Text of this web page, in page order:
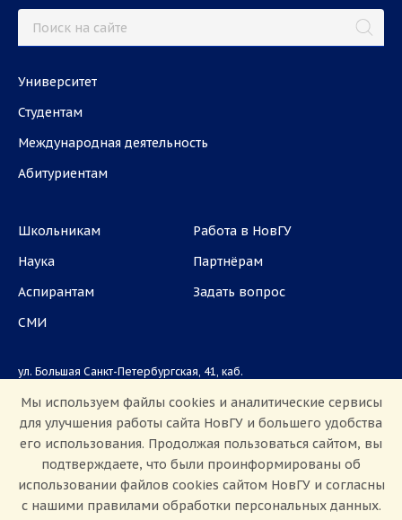
Университет
Студентам
Международная деятельность
Абитуриентам
Школьникам
Наука
Аспирантам
СМИ
Работа в НовГУ
Партнёрам
Задать вопрос
ул. Большая Санкт-Петербургская, 41, каб.
Приемная комиссия: +7(8162)33-20-44
Мы используем файлы cookies и аналитические сервисы
для улучшения работы сайта НовГУ и большего удобства
его использования. Продолжая пользоваться сайтом, вы
подтверждаете, что были проинформированы об
использовании файлов cookies сайтом НовГУ и согласны
с нашими правилами обработки персональных данных.